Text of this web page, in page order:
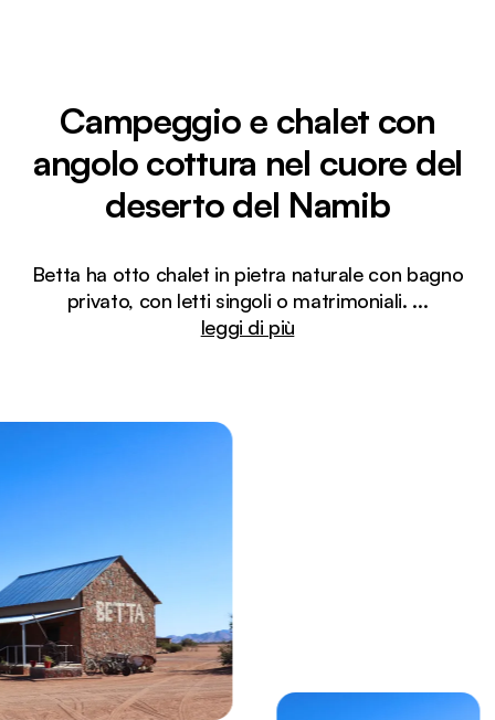
Campeggio e chalet con
angolo cottura nel cuore del
deserto del Namib
Betta ha otto chalet in pietra naturale con bagno
privato, con letti singoli o matrimoniali. ...
leggi di più